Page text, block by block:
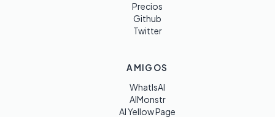
Precios
Github
Twitter
AMIGOS
WhatIsAI
AIMonstr
AI Yellow Page